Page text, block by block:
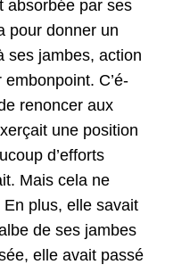
absorbée par ses
pour don­ner un
ses jambes, action
embon­point. C’é­
renon­cer aux
une posi­tion
d’ef­forts
Mais cela ne
plus, elle savait
de ses jambes
elle avait passé